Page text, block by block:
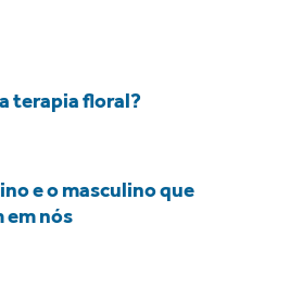
terapia floral?
e o masculino que
em nós